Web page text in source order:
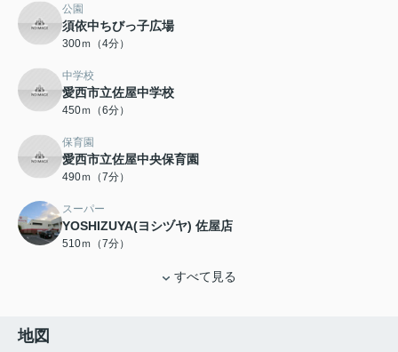
公園
須依中ちびっ子広場
300ｍ（4分）
中学校
愛西市立佐屋中学校
450ｍ（6分）
保育園
愛西市立佐屋中央保育園
490ｍ（7分）
スーパー
YOSHIZUYA(ヨシヅヤ) 佐屋店
510ｍ（7分）
すべて見る
地図